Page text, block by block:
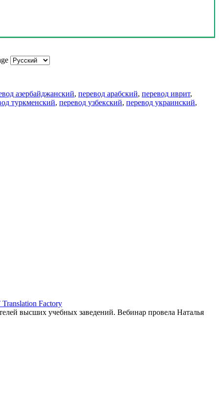
азербайджанский, перевод арабский, перевод иврит,
туркменский, перевод узбекский, перевод украинский,
Factory
высших учебных заведений. Вебинар провела Наталья